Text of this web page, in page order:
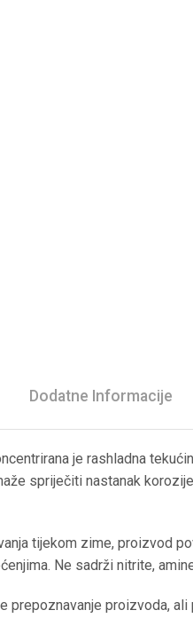
Dodatne Informacije
je rashladna
spriječiti nastanak
tijekom zime, proizvod
Ne sadrži nitrite,
prepoznavanje proizvoda,